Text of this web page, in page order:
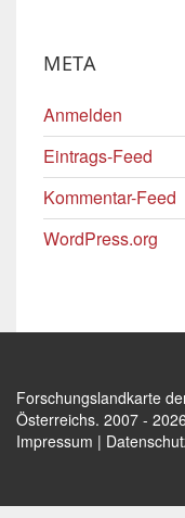
META
Anmelden
Eintrags-Feed
Kommentar-Feed
WordPress.org
Forschungslandkarte
Österreichs. 2007 -
Impressum |